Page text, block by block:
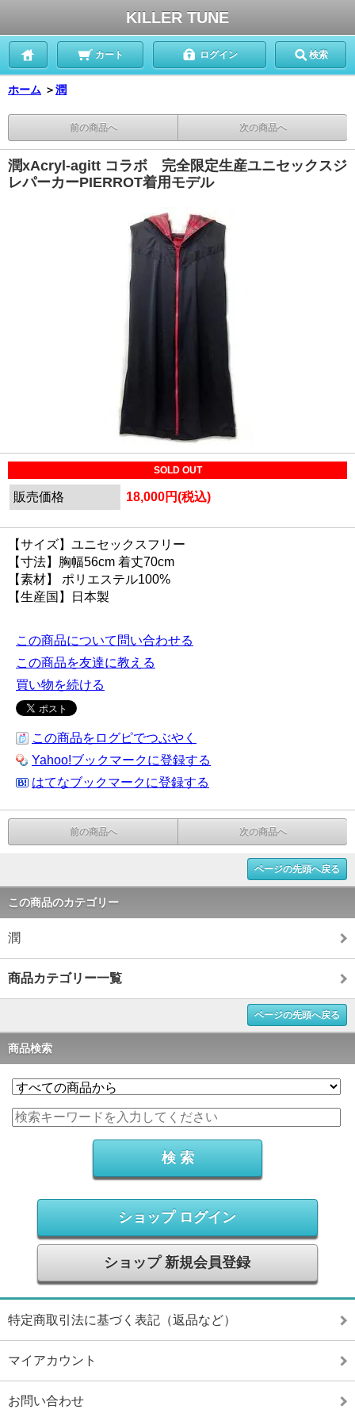
KILLER TUNE
カート ログイン 検索
ホーム ＞潤
前の商品へ 次の商品へ
潤xAcryl-agitt コラボ 完全限定生産ユニセックスジ
レパーカーPIERROT着用モデル
SOLD OUT
販売価格 18,000円(税込)
【サイズ】ユニセックスフリー
【寸法】胸幅56cm 着丈70cm
【素材】 ポリエステル100%
【生産国】日本製
この商品について問い合わせる
この商品を友達に教える
買い物を続ける
この商品をログピでつぶやく
Yahoo!ブックマークに登録する
はてなブックマークに登録する
前の商品へ 次の商品へ
ページの先頭へ戻る
この商品のカテゴリー
潤
商品カテゴリー一覧
ページの先頭へ戻る
商品検索
ショップ ログイン
ショップ 新規会員登録
特定商取引法に基づく表記（返品など）
マイアカウント
お問い合わせ